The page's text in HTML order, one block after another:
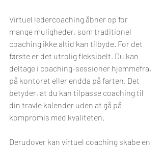
Virtuel ledercoaching åbner op for
mange muligheder, som traditionel
coaching ikke altid kan tilbyde. For det
første er det utrolig fleksibelt. Du kan
deltage i coaching-sessioner hjemmefra,
på kontoret eller endda på farten. Det
betyder, at du kan tilpasse coaching til
din travle kalender uden at gå på
kompromis med kvaliteten.
Derudover kan virtuel coaching skabe en